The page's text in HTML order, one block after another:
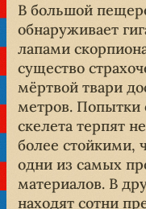
В большой
обнаруживает
лапами
существо
мёртвой твари
метров. Попытки
скелета терпят
более стойкими,
одни из самых
материалов. В
находят сотни